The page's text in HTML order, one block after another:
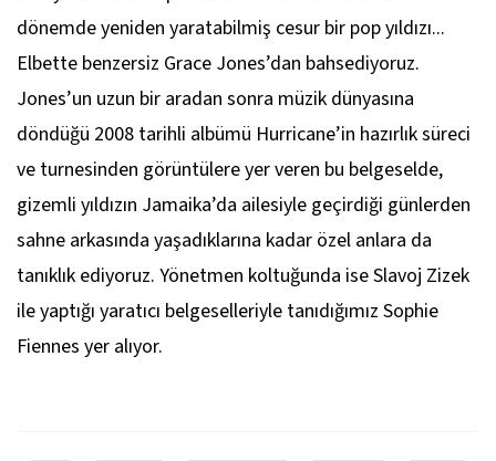
dönemde yeniden yaratabilmiş cesur bir pop yıldızı...
Elbette benzersiz Grace Jones’dan bahsediyoruz.
Jones’un uzun bir aradan sonra müzik dünyasına
döndüğü 2008 tarihli albümü Hurricane’in hazırlık süreci
ve turnesinden görüntülere yer veren bu belgeselde,
gizemli yıldızın Jamaika’da ailesiyle geçirdiği günlerden
sahne arkasında yaşadıklarına kadar özel anlara da
tanıklık ediyoruz. Yönetmen koltuğunda ise Slavoj Zizek
ile yaptığı yaratıcı belgeselleriyle tanıdığımız Sophie
Fiennes yer alıyor.